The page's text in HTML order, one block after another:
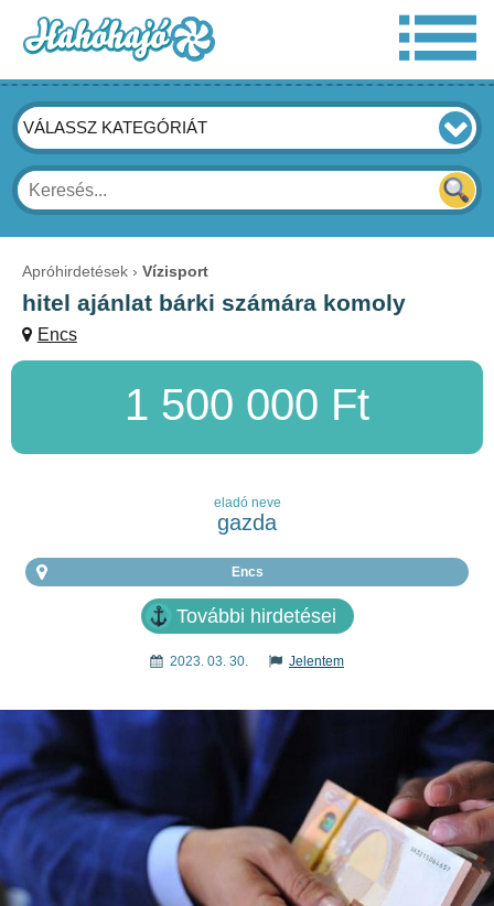
VÁLASSZ KATEGÓRIÁT
Apróhirdetések Vízisport
hitel ajánlat bárki számára komoly
Encs
1 500 000 Ft
eladó neve
gazda
Encs
További hirdetései
2023. 03. 30. Jelentem